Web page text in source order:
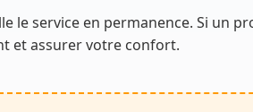
le service en permanence. Si un
et assurer votre confort.